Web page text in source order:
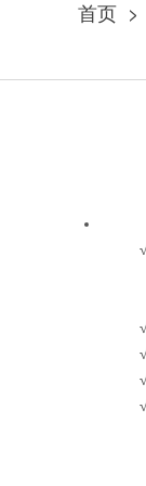
首页 >